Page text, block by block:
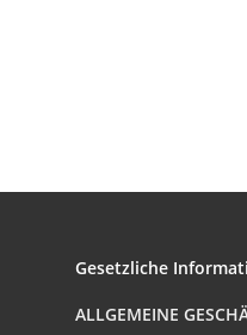
Gesetzliche
ALLGEMEINE